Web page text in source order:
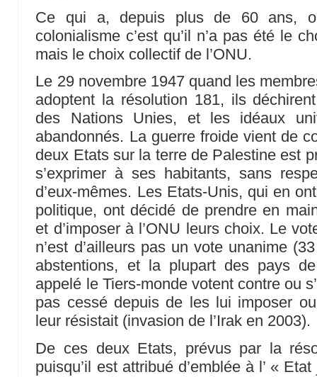
Ce qui a, depuis plus de 60 ans,
colonialisme c’est qu’il n’a pas été le
mais le choix collectif de l’ONU.
Le 29 novembre 1947 quand les
adoptent la résolution 181, ils
des Nations Unies, et les idéaux
abandonnés. La guerre froide vient de
deux Etats sur la terre de Palestine est
s’exprimer à ses habitants, sans
d’eux-mêmes. Les Etats-Unis, qui en
politique, ont décidé de prendre en
et d’imposer à l’ONU leurs choix. Le
n’est d’ailleurs pas un vote unanime
abstentions, et la plupart des pays
appelé le Tiers-monde votent contre ou
pas cessé depuis de les lui imposer
leur résistait (invasion de l’Irak en 2003).
De ces deux Etats, prévus par la
puisqu’il est attribué d’emblée à l’ «